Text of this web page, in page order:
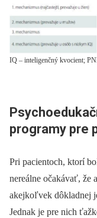
IQ – inteligenčný kvocient;
programy pre
Pri pa­cientoch, ktorí
nereálne očakávať, že
akejkoľvek dôkladnej
Jednak je pre nich